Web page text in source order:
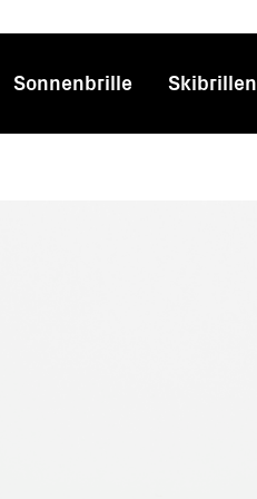
Hauptnavigation
Sonnenbrille Skibrillen